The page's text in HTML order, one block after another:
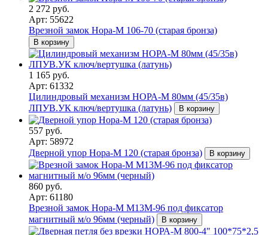
2 272 руб.
Арт: 55622
Врезной замок Нора-М 106-70 (старая бронза)
В корзину
1 165 руб.
Арт: 61332
Цилиндровый механизм НОРА-М 80мм (45/35в)
ЛПУВ.УК ключ/вертушка (латунь)
В корзину
557 руб.
Арт: 58972
Дверной упор Нора-М 120 (старая бронза)
В корзину
860 руб.
Арт: 61180
Врезной замок Нора-М М13М-96 под фиксатор
магнитный м/о 96мм (черный)
В корзину